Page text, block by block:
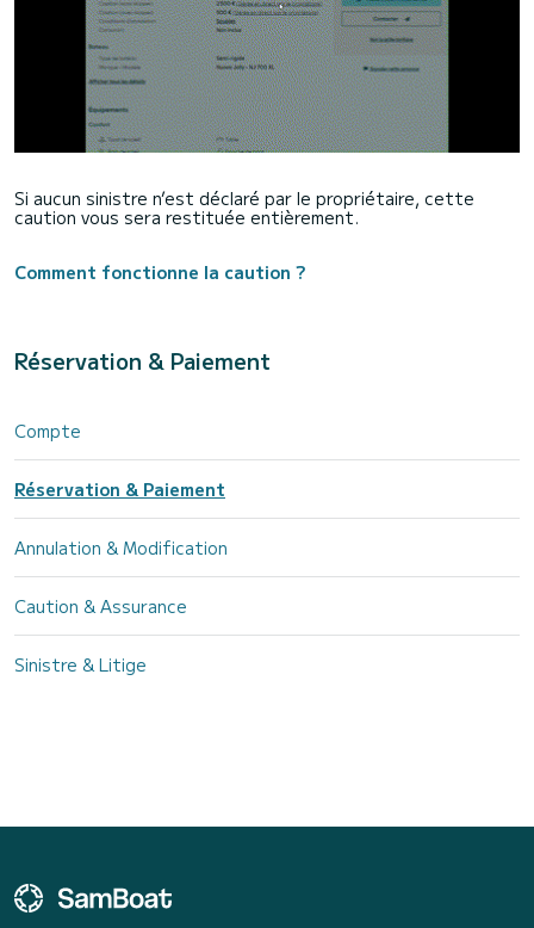
Réservation & Paiement
Compte
Réservation & Paiement
Annulation & Modification
Caution & Assurance
Sinistre & Litige
Si aucun sinistre n’est déclaré par le propriétaire, cette
caution vous sera restituée entièrement.
Comment fonctionne la caution ?